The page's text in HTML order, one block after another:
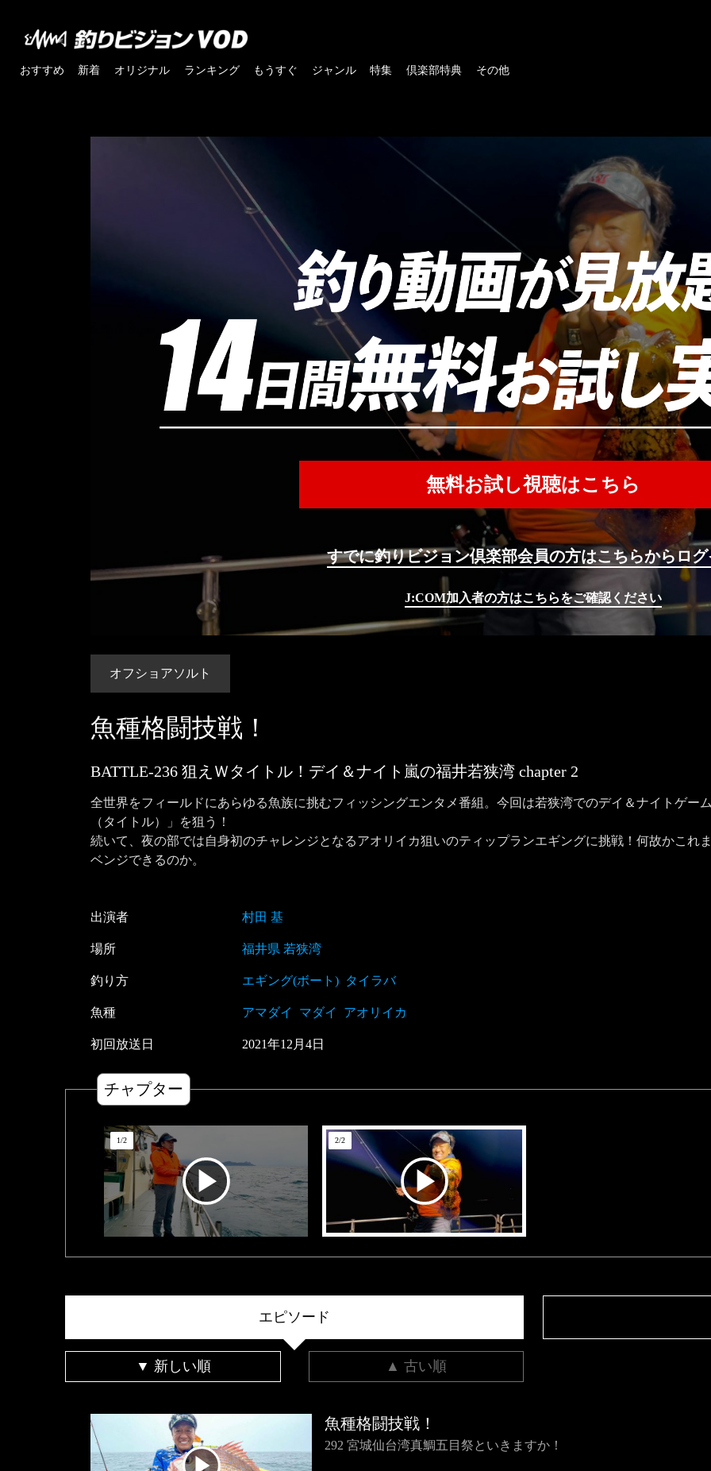
おすすめ 新着 オリジナル ランキング もうすぐ ジャンル 特集 倶楽部特典 その他
無料お試し視聴はこちら
すでに釣りビジョン倶楽部会員の方はこちらからロ
J:COM加入者の方はこちらをご確認ください
オフショアソルト
魚種格闘技戦！
BATTLE-236 狙えＷタイトル！デイ＆ナイト嵐の福井若狭湾 chapter 2
全世界をフィールドにあらゆる魚族に挑むフィッシングエンタメ番組。今回は若狭湾でのデイ＆ナイトゲー
（タイトル）」を狙う！
続いて、夜の部では自身初のチャレンジとなるアオリイカ狙いのティップランエギングに挑戦！何故かこれ
ベンジできるのか。
出演者 村田 基
場所 福井県 若狭湾
釣り方 エギング(ボート) タイラバ
魚種 アマダイ マダイ アオリイカ
初回放送日 2021年12 月4日
チャプター
1/2 2/2
エピソード
▼ 新しい順 ▲ 古い順
魚種格闘技戦！
292 宮城仙台湾真鯛五目祭といきますか！